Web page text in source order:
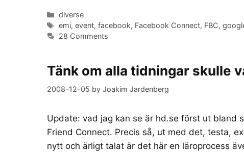
Categories
diverse
Tags
emi,event,facebook, Facebook Connect, FBC,
28 Comments
Tänk om alla tidningar skulle
2008-12-05 by Joakim Jardenberg
Update: vad jag kan se är hd.se först ut bland
Friend Connect. Precis så, ut med det, testa,
nytt och ärligt talat är det här en läroprocess